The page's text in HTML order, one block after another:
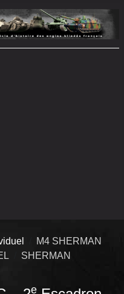
M4 SHERMAN
SHERMAN
e